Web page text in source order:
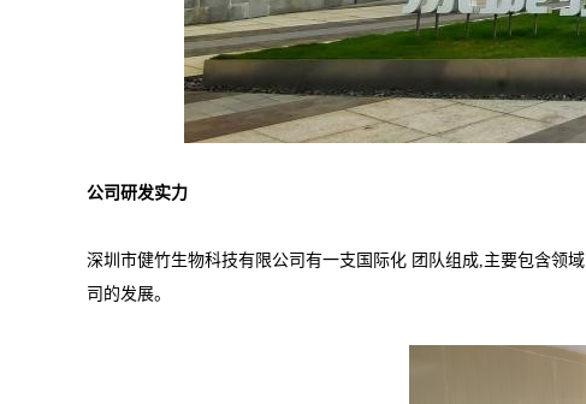
公司研发实力
深圳市健竹生物科技有限公司有一支国际化 团队组成,主要包含领
司的发展。